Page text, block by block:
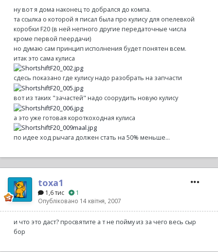
ну вот я дома наконец то добрался до компа.
та ссылка о которой я писал была про кулису для опелевкой
коробки F20 (в ней непного другие передаточные числа
кроме первой пеердачи)
но думаю сам принцип исполнения будет понятен всем.
итак это сама кулиса
сдесь показано где кулису надо разобрать на запчасти
вот из таких "зачастей" надо соорудить новую кулису
а это уже готовая короткоходная кулиса
по идее ход рычага должен стать на 50% меньше...
toxa1
1,6 тис
1
Опубліковано 14 квітня, 2007
и что это даст? просвятите а т не пойму из за чего весь сыр
бор